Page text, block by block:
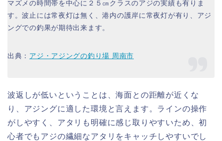
マズメの時間帯を中心に２５㎝クラスのアジの実績も有りま
す。波止には常夜灯は無く、港内の護岸に常夜灯が有り、アジ
ングでの釣果が期待出来ます。
出典： アジ・アジングの釣り場 周南市
波返しが低いということは、海面との距離が近くな
り、アジングに適した環境と言えます。ラインの操作
がしやすく、アタリも明確に感じ取りやすいため、初
心者でもアジの繊細なアタリをキャッチしやすいでし